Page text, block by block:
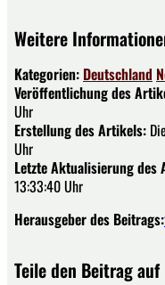
Weitere
Kategorien: Deutschland
Veröffentlichung des
Uhr
Erstellung des Artikels:
Uhr
Letzte Aktualisierung des
13:33:40 Uhr
Herausgeber des Beitrags:
Teile den Beitrag auf